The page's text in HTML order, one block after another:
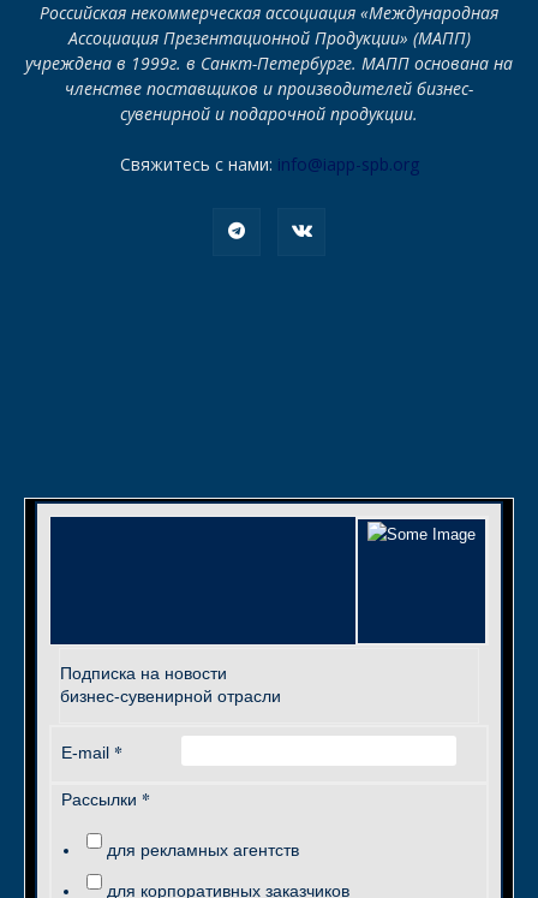
Российская некоммерческая ассоциация «Международная
Ассоциация Презентационной Продукции» (МАПП)
учреждена в 1999г. в Санкт-Петербурге. МАПП основана на
членстве поставщиков и производителей бизнес-
сувенирной и подарочной продукции.
Свяжитесь с нами: info@iapp-spb.org
Подписка на новости
бизнес-сувенирной отрасли
E-mail *
Рассылки *
для рекламных агентств
для корпоративных заказчиков